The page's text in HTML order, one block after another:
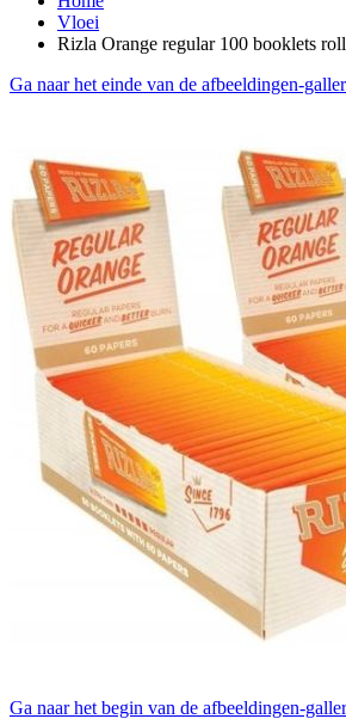
Vloei
Rizla Orange regular 100 booklets
Ga naar het einde van de afbeeldingen-
Ga naar het begin van de afbeeldingen-